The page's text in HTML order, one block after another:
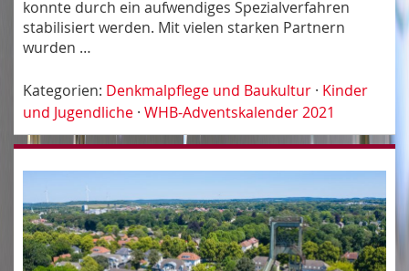
konnte durch ein aufwendiges Spezialverfahren
stabilisiert werden. Mit vielen starken Partnern
wurden …
Kategorien: Denkmalpflege und Baukultur · Kinder
und Jugendliche · WHB-Adventskalender 2021